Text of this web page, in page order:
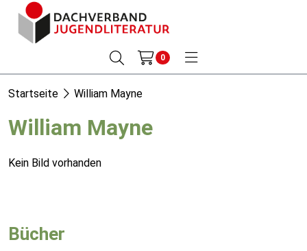
0
Startseite William Mayne
William Mayne
Kein Bild vorhanden
Bücher